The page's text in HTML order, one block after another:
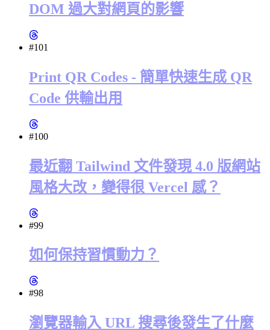
DOM 過大對網頁的影響
#101
Print QR Codes - 簡單快速生成 QR
Code 供輸出用
#100
最近翻 Tailwind 文件發現 4.0 版網站
風格大改，變得很 Vercel 感？
#99
如何保持習慣動力？
#98
瀏覽器輸入 URL 搜尋後發生了什麼